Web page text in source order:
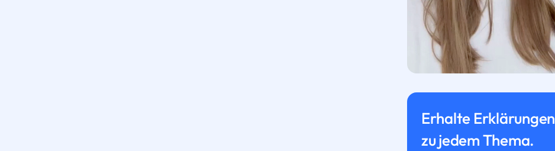
Erhalte Erklärungen
zu jedem Thema.